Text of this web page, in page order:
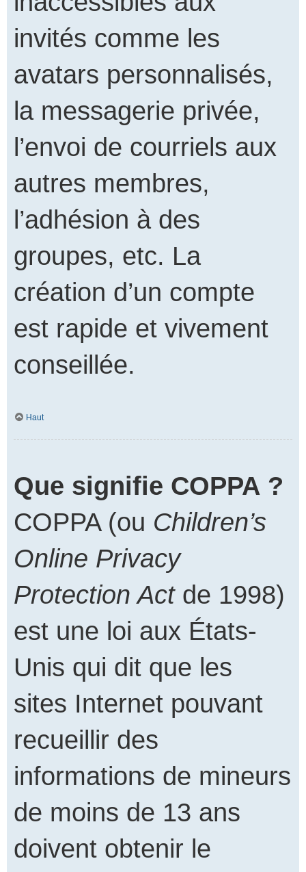
invités comme les
avatars personnalisés,
la messagerie privée,
l’envoi de courriels aux
autres membres,
l’adhésion à des
groupes, etc. La
création d’un compte
est rapide et vivement
conseillée.
Haut
Que signifie COPPA ?
COPPA (ou Children’s
Online Privacy
Protection Actde 1998)
est une loi aux États-
Unis qui dit que les
sites Internet pouvant
recueillir des
informations de mineurs
de moins de 13 ans
doivent obtenir le